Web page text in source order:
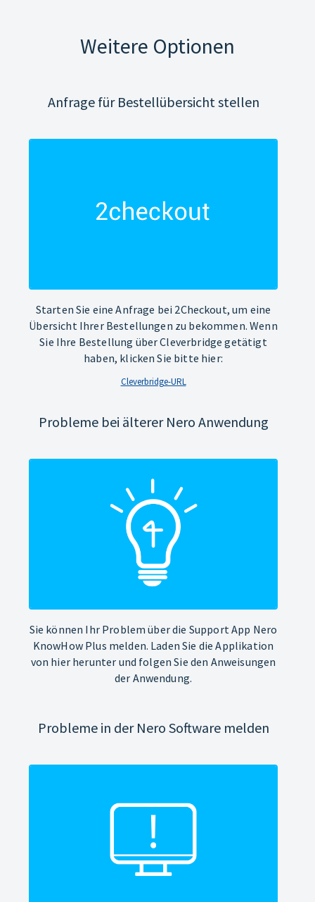
Weitere Optionen
Anfrage für Bestellübersicht stellen
Starten Sie eine Anfrage bei 2Checkout, um eine
Übersicht Ihrer Bestellungen zu bekommen. Wenn
Sie Ihre Bestellung über Cleverbridge getätigt
haben, klicken Sie bitte hier:
Cleverbridge-URL
Probleme bei älterer Nero Anwendung
Sie können Ihr Problem über die Support App Nero
KnowHow Plus melden. Laden Sie die Applikation
von hier herunter und folgen Sie den Anweisungen
der Anwendung.
Probleme in der Nero Software melden